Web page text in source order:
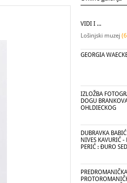
VIDI I ...
Lošinjski muzej
GEORGIA
IZLOŽBA
DOGU
OHLDIECKOG
DUBRAVKA
NIVES KAVURIĆ -
PERIĆ : ĐURO